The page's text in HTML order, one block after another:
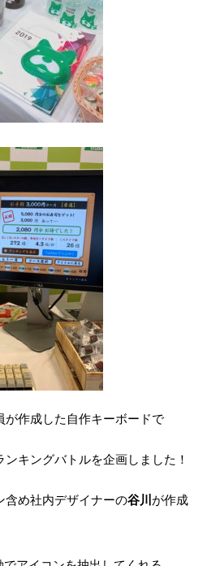
が作成した自作キーボードで
キングバトルを企画しました！
含め社内デザイナーの谷川 が作成